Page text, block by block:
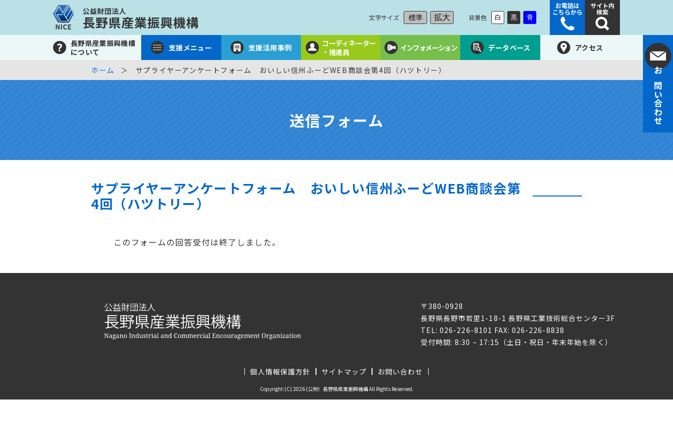
文字サイズ 標準 拡大 背景色 白 黒 青
お電話は
こちらから
サイト内
検索
長野県産業振興機構
について
支援メニュー 支援活用事例
コーディネーター
・推進員
インフォメーション データベース アクセス
お問い合わせ
ホーム サプライヤーアンケートフォーム おいしい信州ふーどWEB商談会第4回（ハツトリー）
送信フォーム
サプライヤーアンケートフォーム おいしい信州ふーどWEB商談会第
4回（ハツトリー）
このフォームの回答受付は終了しました。
〒380-0928
長野県長野市若里1-18-1 長野県工業技術総合センター3F
TEL: 026-226-8101 FAX: 026-226-8838
受付時間: 8:30 – 17:15（土日・祝日・年末年始を除く）
個人情報保護方針 サイトマップ お問い合わせ
Copyright:(C) 2026 (公財）長野県産業振興機構 All Rights Reserved.